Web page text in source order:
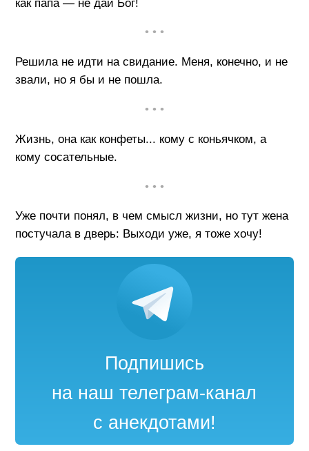
как папа — не дай Бог!
• • •
Решила не идти на свидание. Меня, конечно, и не
звали, но я бы и не пошла.
• • •
Жизнь, она как конфеты... кому с коньячком, а
кому сосательные.
• • •
Уже почти понял, в чем смысл жизни, но тут жена
постучала в дверь: Выходи уже, я тоже хочу!
Подпишись
на наш телеграм-канал
с анекдотами!